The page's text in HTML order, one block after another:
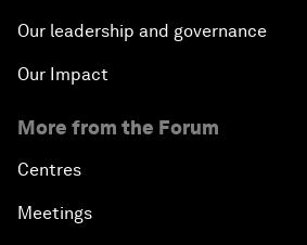
Our leadership and governance
Our Impact
More from the Forum
Centres
Meetings